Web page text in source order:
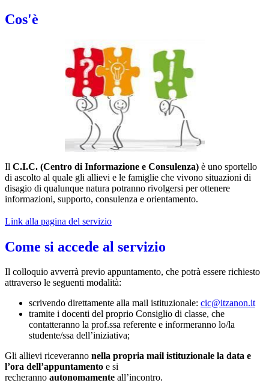
Cos'è
Il C.I.C. (Centro di Informazione e Consulenza) è uno sportello
di ascolto al quale gli allievi e le famiglie che vivono situazioni di
disagio di qualunque natura potranno rivolgersi per ottenere
informazioni, supporto, consulenza e orientamento.
Link alla pagina del servizio
Come si accede al servizio
Il colloquio avverrà previo appuntamento, che potrà essere richiesto
attraverso le seguenti modalità:
scrivendo direttamente alla mail istituzionale: cic@itzanon.it
tramite i docenti del proprio Consiglio di classe, che
contatteranno la prof.ssa referente e informeranno lo/la
studente/ssa dell’iniziativa;
Gli allievi riceveranno nella propria mail istituzionale la data e
l’ora dell’appuntamento e si
recheranno autonomamente all’incontro.